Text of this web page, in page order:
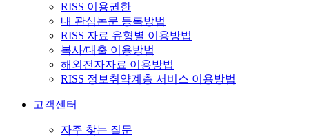
RISS 이용권한
내 관심논문 등록방법
RISS 자료 유형별 이용방법
복사/대출 이용방법
해외전자자료 이용방법
RISS 정보취약계층 서비스 이용방법
고객센터
자주 찾는 질문